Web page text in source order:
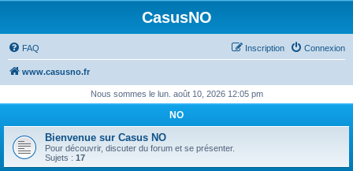
CasusNO
FAQ Connexion
Inscription
www.casusno.fr
Nous sommes le lun. août 10, 2026 12:05 pm
NO
Bienvenue sur Casus NO
Pour découvrir, discuter du forum et se présenter.
Sujets : 17